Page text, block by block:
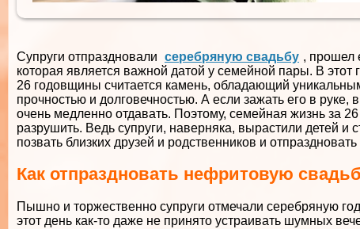
Супруги отпраздновали серебряную свадьбу , прошел
которая является важной датой у семейной пары. В этот
26 годовщины считается камень, обладающий
прочностью и долговечностью. А если зажать его в
очень медленно отдавать. Поэтому, семейная жизнь за
разрушить. Ведь супруги, наверняка, вырастили детей и
позвать близких друзей и родственников и
Как отпраздновать нефритовую
Пышно и торжественно супруги отмечали серебряную
этот день как-то даже не принято устраивать шумных